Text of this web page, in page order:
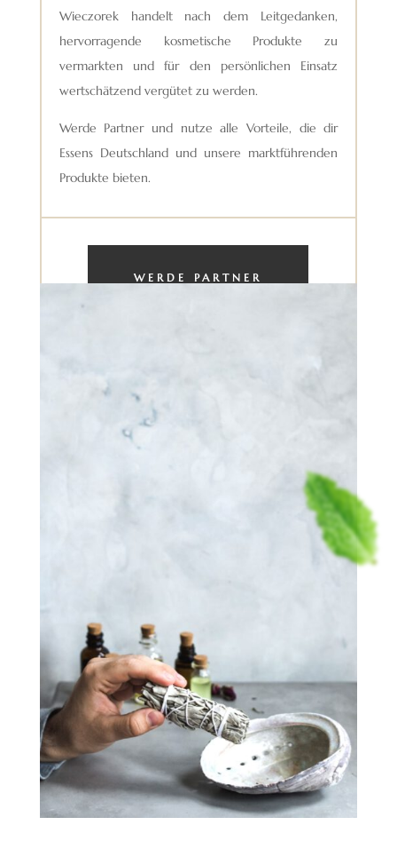
Wieczorek handelt nach dem Leitgedanken,
hervorragende kosmetische Produkte zu
vermarkten und für den persönlichen Einsatz
wertschätzend vergütet zu werden.
Werde Partner und nutze alle Vorteile, die dir
Essens Deutschland und unsere marktführenden
Produkte bieten.
WERDE PARTNER